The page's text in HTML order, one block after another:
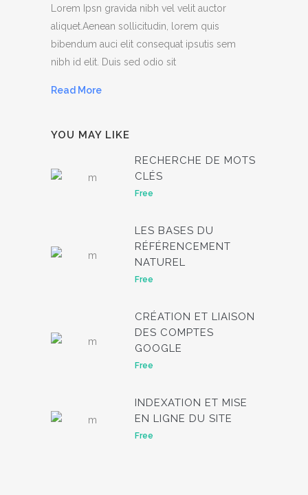
Lorem Ipsn gravida nibh vel velit auctor
aliquet.Aenean sollicitudin, lorem quis
bibendum auci elit consequat ipsutis sem
nibh id elit. Duis sed odio sit
Read More
YOU MAY LIKE
RECHERCHE DE MOTS
CLÉS
Free
LES BASES DU
RÉFÉRENCEMENT
NATUREL
Free
CRÉATION ET LIAISON
DES COMPTES
GOOGLE
Free
INDEXATION ET MISE
EN LIGNE DU SITE
Free